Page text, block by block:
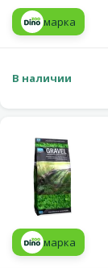
марка
В наличии
марка